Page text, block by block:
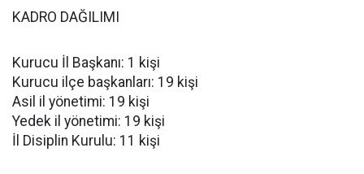
KADRO DAĞILIMI
Kurucu İl Başkanı: 1 kişi
Kurucu ilçe başkanları: 19 kişi
Asil il yönetimi: 19 kişi
Yedek il yönetimi: 19 kişi
İl Disiplin Kurulu: 11 kişi